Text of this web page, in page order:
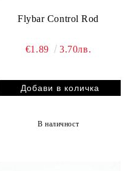
Flybar Control Rod
€1.89 3.70лв.
В наличност